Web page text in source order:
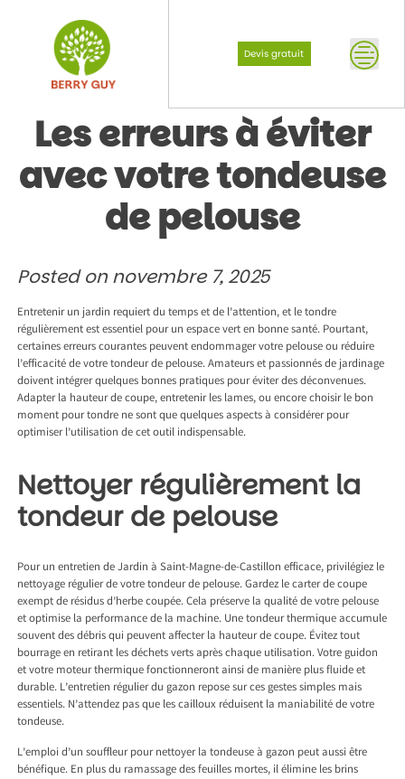
Devis gratuit
Les erreurs à éviter
avec votre tondeuse
de pelouse
Posted onnovembre 7, 2025
Entretenir un jardin requiert du temps et de l’attention, et le tondre
régulièrement est essentiel pour un espace vert en bonne santé. Pourtant,
certaines erreurs courantes peuvent endommager votre pelouse ou réduire
l’efficacité de votre tondeur de pelouse. Amateurs et passionnés de jardinage
doivent intégrer quelques bonnes pratiques pour éviter des déconvenues.
Adapter la hauteur de coupe, entretenir les lames, ou encore choisir le bon
moment pour tondre ne sont que quelques aspects à considérer pour
optimiser l’utilisation de cet outil indispensable.
Nettoyer régulièrement la
tondeur de pelouse
Pour unentretien de Jardin à Saint-Magne-de-Castillon efficace, privilégiez le
nettoyage régulier de votre tondeur de pelouse. Gardez le carter de coupe
exempt de résidus d’herbe coupée. Cela préserve la qualité de votre pelouse
et optimise la performance de la machine. Une tondeur thermique accumule
souvent des débris qui peuvent affecter la hauteur de coupe. Évitez tout
bourrage en retirant les déchets verts après chaque utilisation. Votre guidon
et votre moteur thermique fonctionneront ainsi de manière plus fluide et
durable. L’entretien régulier du gazon repose sur ces gestes simples mais
essentiels. N’attendez pas que les cailloux réduisent la maniabilité de votre
tondeuse.
L’emploi d’un souffleur pour nettoyer la tondeuse à gazon peut aussi être
bénéfique. En plus du ramassage des feuilles mortes, il élimine les brins